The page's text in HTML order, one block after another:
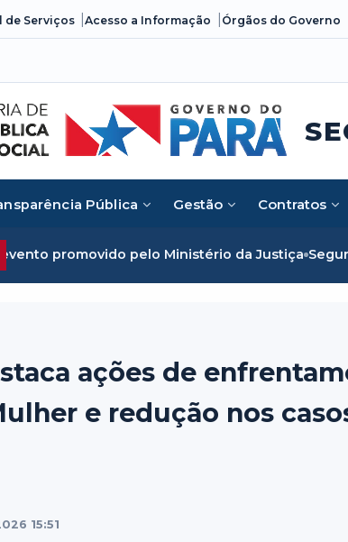
de Serviços Acesso a Informação Órgãos do Governo
Pública Gestão Contratos
Ministério da Justiça Segurança Pública do
ações de
e redução nos
15:51